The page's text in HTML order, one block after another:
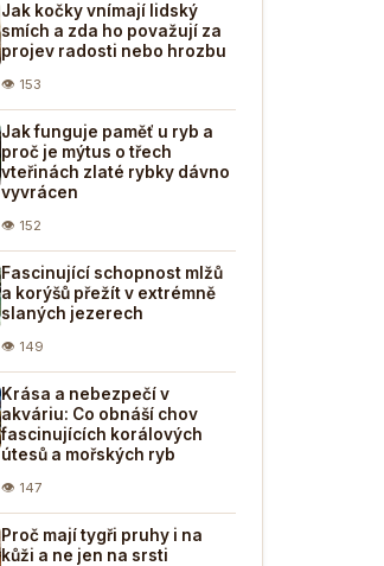
Jak kočky vnímají lidský
smích a zda ho považují za
projev radosti nebo hrozbu
👁 153
Jak funguje paměť u ryb a
proč je mýtus o třech
vteřinách zlaté rybky dávno
vyvrácen
👁 152
Fascinující schopnost mlžů
a korýšů přežít v extrémně
slaných jezerech
👁 149
Krása a nebezpečí v
akváriu: Co obnáší chov
fascinujících korálových
útesů a mořských ryb
👁 147
Proč mají tygři pruhy i na
kůži a ne jen na srsti